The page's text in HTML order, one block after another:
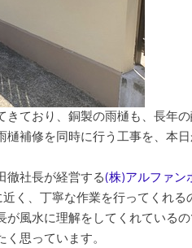
ており、銅製の雨樋も、長年
補修を同時に行う工事を、本
徹社長が経営する(株)アルファン
く、丁寧な作業を行ってくれる
風水に理解をしてくれている
思っています。